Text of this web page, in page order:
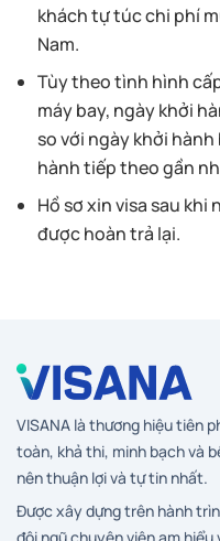
khách tự túc chi phí
Nam.
Tùy theo tình hình
máy bay, ngày khởi
so với ngày khởi
hành tiếp theo gần
Hồ sơ xin visa sau khi
được hoàn trả lại.
VISANA là thương hiệu tiên
toàn, khả thi, minh bạch và
nên thuận lợi và tự tin nhất.
Được xây dựng trên hành
đội ngũ chuyên viên am